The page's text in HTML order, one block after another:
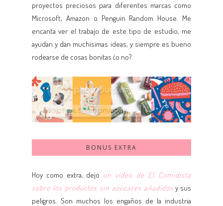
proyectos preciosos para diferentes marcas como
Microsoft, Amazon o Penguin Random House. Me
encanta ver el trabajo de este tipo de estudio, me
ayudan y dan muchísimas ideas, y siempre es bueno
rodearse de cosas bonitas ¿o no?
BONUS EXTRA
Hoy como extra, dejo un vídeo de El Comidista
sobre los productos sin azúcares añadidosy sus
peligros. Son muchos los engaños de la industria